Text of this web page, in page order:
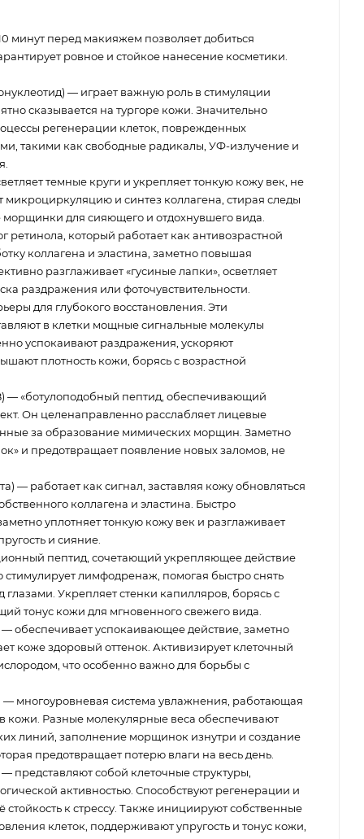
минут перед макияжем позволяет добиться
ровное и стойкое нанесение косметики.
— играет важную роль в стимуляции
сказывается на тургоре кожи. Значительно
регенерации клеток, поврежденных
такими как свободные радикалы, УФ-излучение и
темные круги и укрепляет тонкую кожу век, не
и синтез коллагена, стирая следы
морщинки для сияющего и отдохнувшего вида.
ретинола, который работает как антивозрастной
коллагена и эластина, заметно повышая
разглаживает «гусиные лапки», осветляет
раздражения или фоточувствительности.
для глубокого восстановления. Эти
в клетки мощные сигнальные молекулы
успокаивают раздражения, ускоряют
плотность кожи, борясь с возрастной
— «ботулоподобный пептид, обеспечивающий
Он целенаправленно расслабляет лицевые
за образование мимических морщин. Заметно
и предотвращает появление новых заломов, не
— работает как сигнал, заставляя кожу обновляться
коллагена и эластина. Быстро
уплотняет тонкую кожу век и разглаживает
и сияние.
пептид, сочетающий укрепляющее действие
лимфодренаж, помогая быстро снять
Укрепляет стенки капилляров, борясь с
тонус кожи для мгновенного свежего вида.
— обеспечивает успокаивающее действие, заметно
коже здоровый оттенок. Активизирует клеточный
что особенно важно для борьбы с
— многоуровневая система увлажнения, работающая
кожи. Разные молекулярные веса обеспечивают
линий, заполнение морщинок изнутри и создание
предотвращает потерю влаги на весь день.
— представляют собой клеточные структуры,
активностью. Способствуют регенерации и
к стрессу. Также инициируют собственные
клеток, поддерживают упругость и тонус кожи,